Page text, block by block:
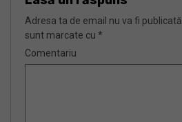
Adresa ta de email nu va fi publicată.
sunt marcate cu *
Comentariu